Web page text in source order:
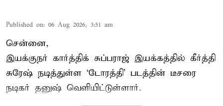
Published on: 06 Aug 2026, 3:51 am
சென்னை,
இயக்குநர் கார்த்திக் சுப்பராஜ் இயக்கத்தில் கீர்த்தி
சுரேஷ் நடித்துள்ள `டோரத்தி' படத்தின் டீசரை
நடிகர் தனுஷ் வெளியிட்டுள்ளார்.